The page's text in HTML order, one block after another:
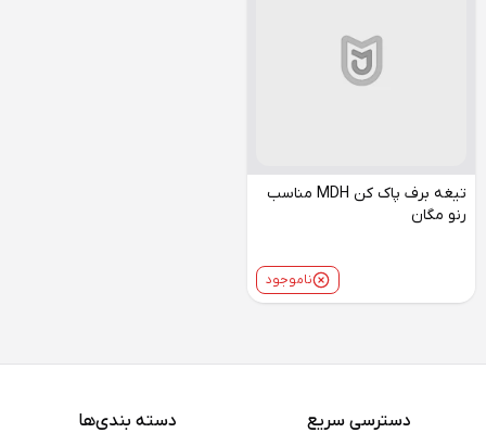
تیغه برف پاک کن MDH مناسب
رنو مگان
ناموجود
دسترسی سریع دسته بندی‌ها